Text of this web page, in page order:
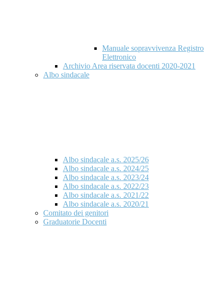
Manuale sopravvivenza Registro
Elettronico
Archivio Area riservata docenti 2020-2021
Albo sindacale
Albo sindacale a.s. 2025/26
Albo sindacale a.s. 2024/25
Albo sindacale a.s. 2023/24
Albo sindacale a.s. 2022/23
Albo sindacale a.s. 2021/22
Albo sindacale a.s. 2020/21
Comitato dei genitori
Graduatorie Docenti